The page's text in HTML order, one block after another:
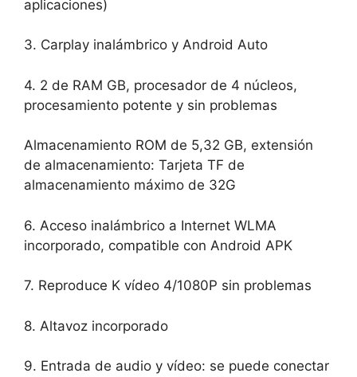
aplicaciones)
3. Carplay inalámbrico y Android Auto
4. 2 de RAM GB, procesador de 4 núcleos,
procesamiento potente y sin problemas
Almacenamiento ROM de 5,32 GB, extensión
de almacenamiento: Tarjeta TF de
almacenamiento máximo de 32G
6. Acceso inalámbrico a Internet WLMA
incorporado, compatible con Android APK
7. Reproduce K vídeo 4/1080P sin problemas
8. Altavoz incorporado
9. Entrada de audio y vídeo: se puede conectar